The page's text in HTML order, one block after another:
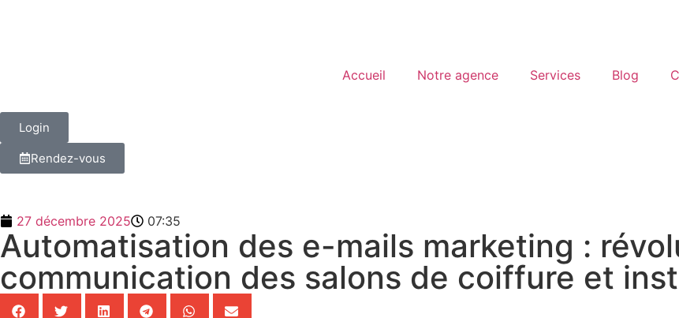
Accueil Notre agence Services Blog
Login
Rendez-vous
27 décembre 2025 07:35
Automatisation des e-mails marketing :
communication des salons de coiffure et